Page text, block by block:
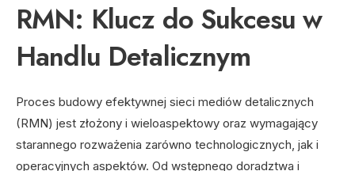
RMN: Klucz do Sukcesu w
Handlu Detalicznym
Proces budowy efektywnej sieci mediów detalicznych
(RMN) jest złożony i wieloaspektowy oraz wymagający
starannego rozważenia zarówno technologicznych, jak i
operacyjnych aspektów. Od wstępnego doradztwa i